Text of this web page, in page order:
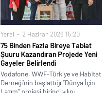
Yerel 2 Haziran 2026 15:20
75 Binden Fazla Bireye Tabiat
Şuuru Kazandıran Projede Yeni
Gayeler Belirlendi
Vodafone, WWF-Türkiye ve Habitat
Derneği’nin başlattığı “Dünya İçin